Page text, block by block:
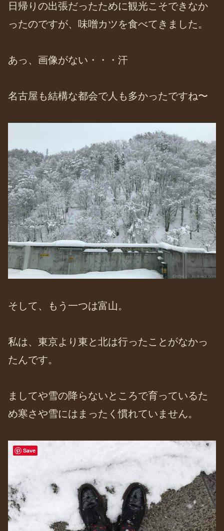
日帰りの出張だったために観光こそできなか
ったのですが、味噌カツを食べてきました。
あっ、画像がない・・・汗
名古屋も結構な都会で人も多かったですね〜
そして、もう一つは富山。
私は、東京より東と北は行ったことがなかっ
たんです。
ましてや雪の降らないところで育っているた
め寒さや雪にはまったく慣れていません。
Save